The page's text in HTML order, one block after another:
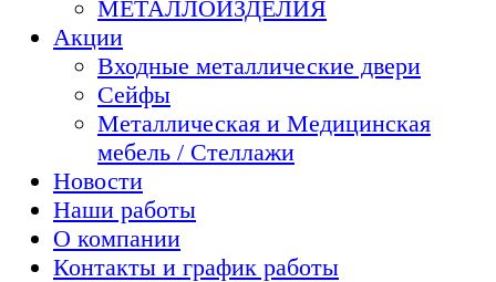
МЕТАЛЛОИЗДЕЛИЯ
Акции
Входные металлические двери
Сейфы
Металлическая и Медицинская
мебель / Стеллажи
Новости
Наши работы
О компании
Контакты и график работы